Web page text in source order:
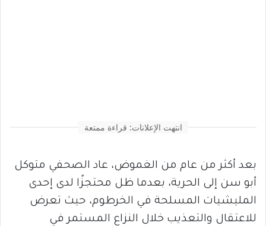
انتهت الإعلانات: قراءة ممتعة
بعد أكثر من عام من الغموض، عاد الصحفي متوكل
أبو سن إلى الحرية، بعدما ظل محتجزًا لدى إحدى
المليشيات المسلحة في الخرطوم، حيث تعرض
للاعتقال والتعذيب خلال النزاع المستمر في